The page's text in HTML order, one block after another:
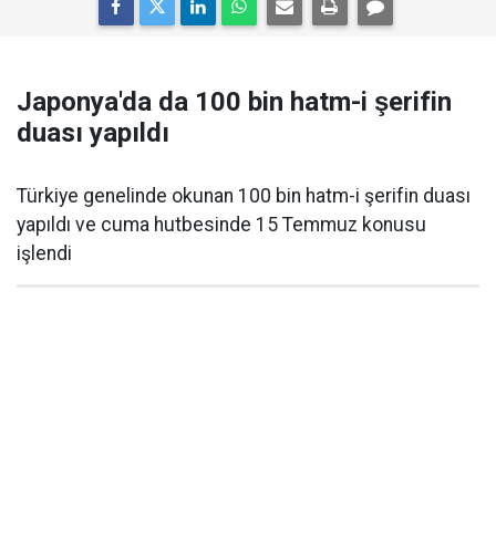
Japonya'da da 100 bin hatm-i şerifin
duası yapıldı
Türkiye genelinde okunan 100 bin hatm-i şerifin duası
yapıldı ve cuma hutbesinde 15 Temmuz konusu
işlendi